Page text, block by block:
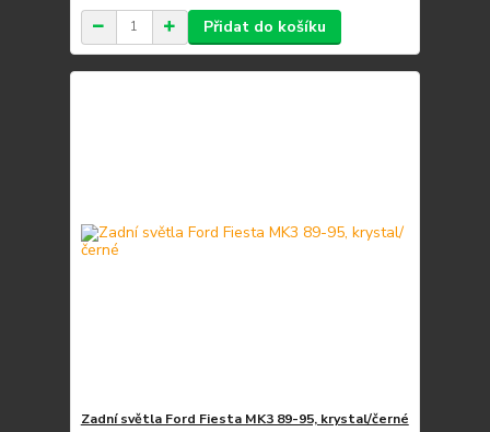
Přidat do košíku
Zadní světla Ford Fiesta MK3 89-95, krystal/černé